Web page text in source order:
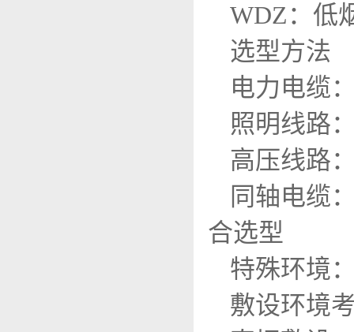
WDZ：低
选型方法
电力电缆
照明线路
高压线路
同轴电缆
合选型
特殊环境
敷设环境